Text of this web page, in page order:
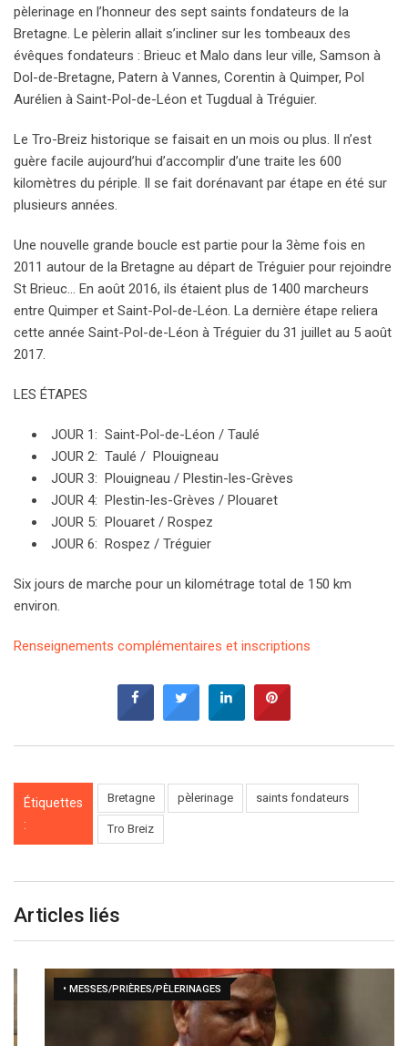
pèlerinage en l’honneur des sept saints fondateurs de la
Bretagne. Le pèlerin allait s’incliner sur les tombeaux des
évêques fondateurs : Brieuc et Malo dans leur ville, Samson à
Dol-de-Bretagne, Patern à Vannes, Corentin à Quimper, Pol
Aurélien à Saint-Pol-de-Léon et Tugdual à Tréguier.
Le Tro-Breiz historique se faisait en un mois ou plus. Il n’est
guère facile aujourd’hui d’accomplir d’une traite les 600
kilomètres du périple. Il se fait dorénavant par étape en été sur
plusieurs années.
Une nouvelle grande boucle est partie pour la 3ème fois en
2011 autour de la Bretagne au départ de Tréguier pour rejoindre
St Brieuc… En août 2016, ils étaient plus de 1400 marcheurs
entre Quimper et Saint-Pol-de-Léon. La dernière étape reliera
cette année Saint-Pol-de-Léon à Tréguier du 31 juillet au 5 août
2017.
LES ÉTAPES
JOUR 1: Saint-Pol-de-Léon / Taulé
JOUR 2: Taulé / Plouigneau
JOUR 3: Plouigneau / Plestin-les-Grèves
JOUR 4: Plestin-les-Grèves / Plouaret
JOUR 5: Plouaret / Rospez
JOUR 6: Rospez / Tréguier
Six jours de marche pour un kilométrage total de 150 km
environ.
Renseignements complémentaires et inscriptions
Étiquettes
:
Bretagne pèlerinage saints fondateurs
Tro Breiz
Articles liés
• MESSES/PRIÈRES/PÈLERINAGES